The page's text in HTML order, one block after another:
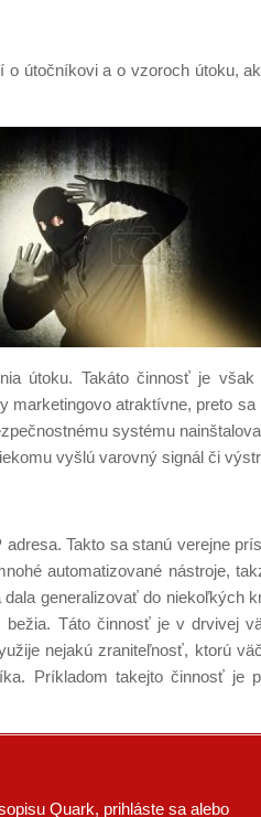
o útočníkovi a o vzoroch útoku,
útoku. Takáto činnosť je však
marketingovo atraktívne, preto sa
systému
vyšlú varovný signál či
Takto sa stanú verejne
automatizované nástroje,
generalizovať do niekoľkých
Táto činnosť je v drvivej
nejakú zraniteľnosť, ktorú
Príkladom takejto činnosť je
Quark, prihláste sa alebo